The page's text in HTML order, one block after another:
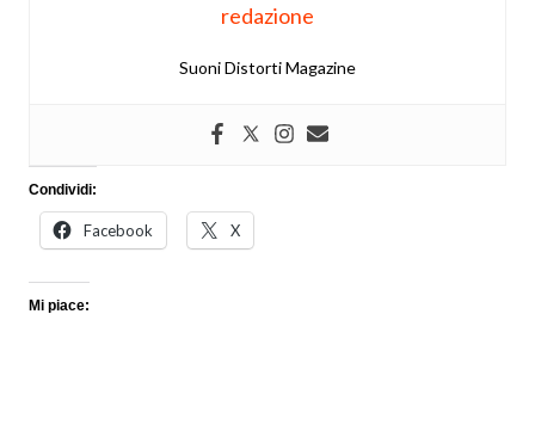
redazione
Suoni Distorti Magazine
Condividi:
Facebook X
Mi piace: